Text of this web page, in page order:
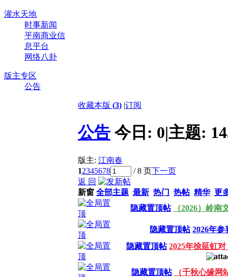
灌水天地
时事新闻
平南商业信
息平台
网络八卦
版主专区
公告
收藏本版 (3) |订阅
公告 今日: 0|主题:
版主: 江南春
12345678 / 8 页下一页
返 回
新窗 全部主题 最新 热门 热帖 精华 更
隐藏置顶帖
（2026）岭
隐藏置顶帖 2026年参
隐藏置顶帖 2025年徐延虹
隐藏置顶帖 （千秋心缘网